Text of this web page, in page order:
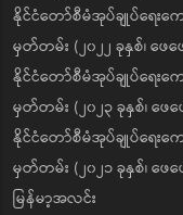
နိုင်ငံတော်စီမံအုပ်ချုပ်ရေး
မှတ်တမ်း (၂၀၂၂ ခုနှစ်၊ ဖေဖ
နိုင်ငံတော်စီမံအုပ်ချုပ်ရေး
မှတ်တမ်း (၂၀၂၃ ခုနှစ်၊ ဖေဖ
နိုင်ငံတော်စီမံအုပ်ချုပ်ရေ
မှတ်တမ်း (၂၀၂၁ ခုနှစ်၊ ဖေ
မြန်မာ့အလင်း